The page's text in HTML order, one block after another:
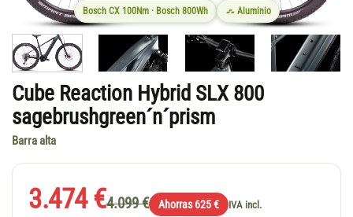
Bosch CX 100Nm · Bosch 800Wh Aluminio
Cube Reaction Hybrid SLX 800
sagebrushgreen´n´prism
Barra alta
3.474 €4.099 € Ahorras 625 € IVA incl.